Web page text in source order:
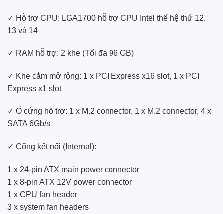
✓ Hỗ trợ CPU: LGA1700 hỗ trợ CPU Intel thế hệ thứ 12,
13 và 14
✓ RAM hỗ trợ: 2 khe (Tối đa 96 GB)
✓ Khe cắm mở rộng: 1 x PCI Express x16 slot, 1 x PCI
Express x1 slot
✓ Ổ cứng hỗ trợ: 1 x M.2 connector, 1 x M.2 connector, 4 x
SATA 6Gb/s
✓ Cổng kết nối (Internal):
1 x 24-pin ATX main power connector
1 x 8-pin ATX 12V power connector
1 x CPU fan header
3 x system fan headers